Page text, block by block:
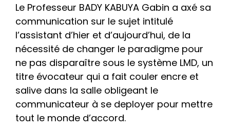
Le Professeur BADY KABUYA Gabin a axé sa
communication sur le sujet intitulé
l’assistant d’hier et d’aujourd’hui, de la
nécessité de changer le paradigme pour
ne pas disparaître sous le système LMD, un
titre évocateur qui a fait couler encre et
salive dans la salle obligeant le
communicateur à se deployer pour mettre
tout le monde d’accord.